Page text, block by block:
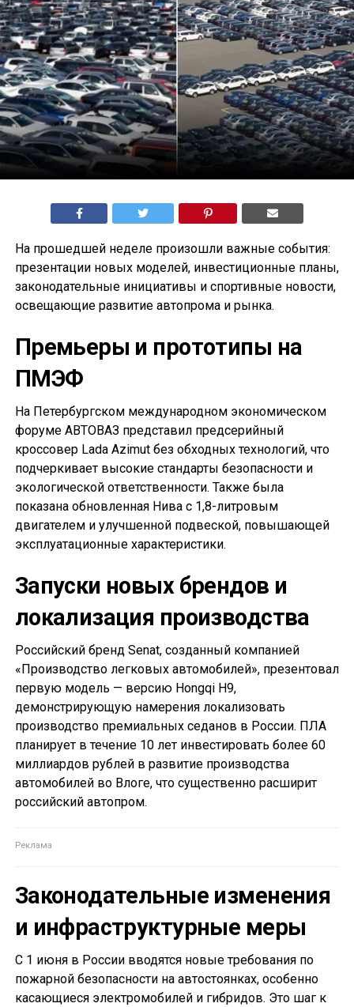
На прошедшей неделе произошли важные события:
презентации новых моделей, инвестиционные планы,
законодательные инициативы и спортивные новости,
освещающие развитие автопрома и рынка.
Премьеры и прототипы на
ПМЭФ
На Петербургском международном экономическом
форуме АВТОВАЗ представил предсерийный
кроссовер Lada Azimut без обходных технологий, что
подчеркивает высокие стандарты безопасности и
экологической ответственности. Также была
показана обновленная Нива с 1,8-литровым
двигателем и улучшенной подвеской, повышающей
эксплуатационные характеристики.
Запуски новых брендов и
локализация производства
Российский бренд Senat, созданный компанией
«Производство легковых автомобилей», презентовал
первую модель — версию Hongqi H9,
демонстрирующую намерения локализовать
производство премиальных седанов в России. ПЛА
планирует в течение 10 лет инвестировать более 60
миллиардов рублей в развитие производства
автомобилей во Влоге, что существенно расширит
российский автопром.
Законодательные изменения
и инфраструктурные меры
С 1 июня в России вводятся новые требования по
пожарной безопасности на автостоянках, особенно
касающиеся электромобилей и гибридов. Это шаг к